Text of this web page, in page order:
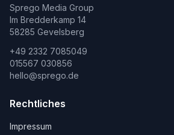
Sprego Media Group
Im Bredderkamp 14
58285 Gevelsberg
+49 2332 7085049
015567 030856
hello@sprego.de
Rechtliches
Impressum